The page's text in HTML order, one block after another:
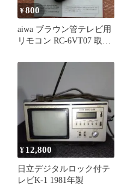
¥800
aiwa ブラウン管テレビ用
リモコン RC-6VT07 取扱
¥ 12,800
日立デジタルロック付テ
レビK-1 1981年製